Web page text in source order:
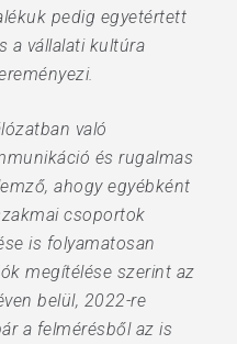
pedig egyetértett
a vállalati kultúra
való
és rugalmas
ahogy egyébként
csoportok
is folyamatosan
megítélése szerint az
belül, 2022-re
a felmérésből az is